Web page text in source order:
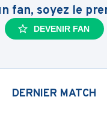
fan, soyez le
DEVENIR FAN
DERNIER MATCH